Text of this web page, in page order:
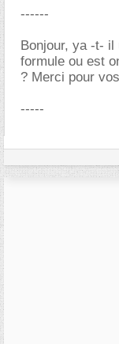
------
Bonjour, ya -t- il
formule ou est
? Merci pour
-----